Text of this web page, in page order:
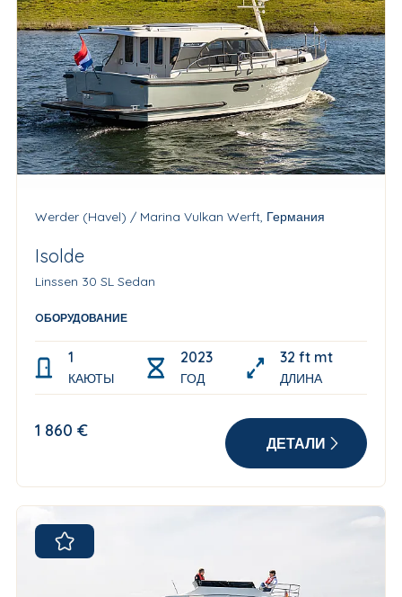
Werder (Havel) / Marina Vulkan Werft, Германия
Isolde
Linssen 30 SL Sedan
OБОРУДОВАНИЕ
1
КАЮТЫ
2023
ГОД
32 ft mtr
ДЛИНА
1 860 €
ДЕТАЛИ